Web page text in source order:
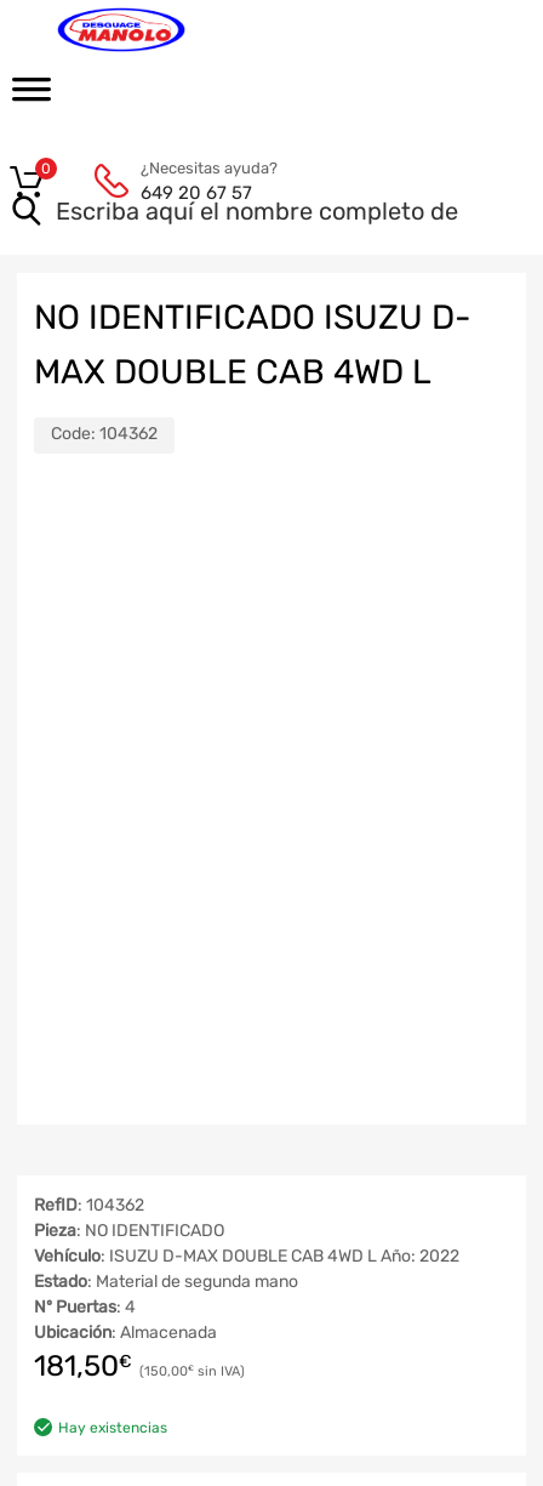
¿Necesitas ayuda?
649 20 67 57
0
NO IDENTIFICADO ISUZU D-
MAX DOUBLE CAB 4WD L
Code: 104362
RefID: 104362
Pieza: NO IDENTIFICADO
Vehículo: ISUZU D-MAX DOUBLE CAB 4WD L Año: 2022
Estado: Material de segunda mano
Nº Puertas: 4
Ubicación: Almacenada
181,50€ 150,00€
Hay existencias